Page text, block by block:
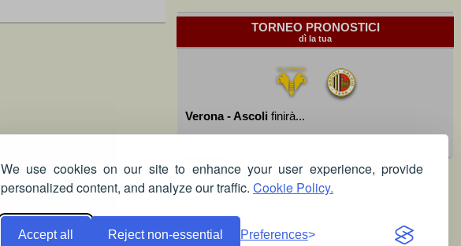
We use cookies on our site to enhance your user experience, provide
personalized content, and analyze our traffic. Cookie Policy.
Accept all Reject non-essential Preferences
TORNEO PRONOSTICI
dì la tua
Verona - Ascoli finirà...